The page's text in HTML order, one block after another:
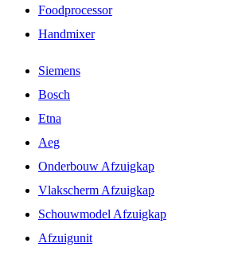
Foodprocessor
Handmixer
Siemens
Bosch
Etna
Aeg
Onderbouw Afzuigkap
Vlakscherm Afzuigkap
Schouwmodel Afzuigkap
Afzuigunit